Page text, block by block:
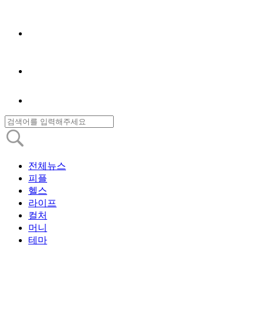
전체뉴스
피플
헬스
라이프
컬처
머니
테마